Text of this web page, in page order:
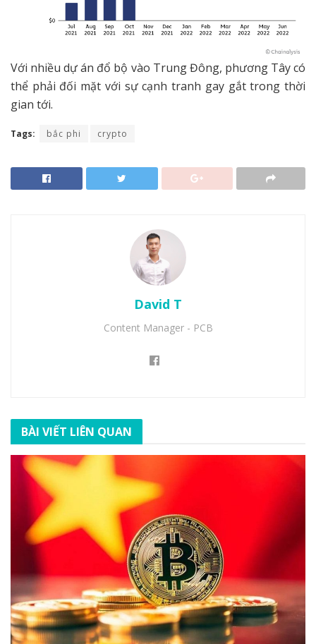
Với nhiều dự án đổ bộ vào Trung Đông, phương Tây có
thể phải đối mặt với sự cạnh tranh gay gắt trong thời
gian tới.
Tags: bắc phi crypto
David T
Content Manager - PCB
BÀI VIẾT LIÊN QUAN